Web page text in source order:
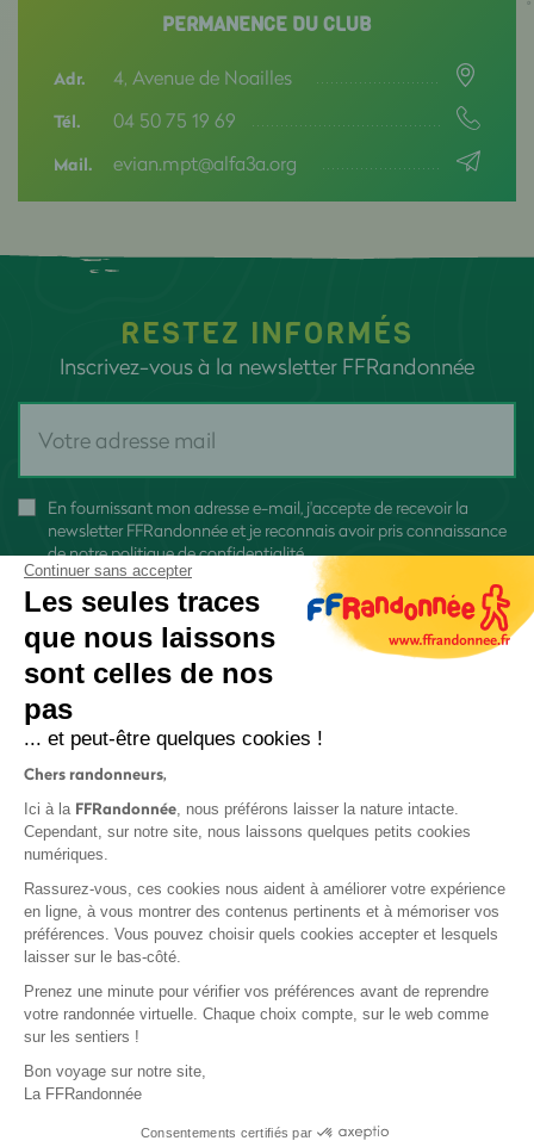
PERMANENCE DU CLUB
Adr. 4, Avenue de Noailles
Tél. 04 50 75 19 69
Mail. evian.mpt@alfa3a.org
RESTEZ INFORMÉS
Inscrivez-vous à la newsletter FFRandonnée
En fournissant mon adresse e-mail, j'accepte de recevoir la
newsletter FFRandonnée et je reconnais avoir pris connaissance
denotre politique de confidentialité
Protection des données
Politique de confidentialité
Continuer sans accepter
Les seules traces
que nous laissons
sont celles de nos
pas
... et peut-être quelques cookies !
Chers randonneurs,
Ici à la FFRandonnée, nous préférons laisser la nature intacte.
Cependant, sur notre site, nous laissons quelques petits cookies
numériques.
Rassurez-vous, ces cookies nous aident à améliorer votre expérience
en ligne, à vous montrer des contenus pertinents et à mémoriser vos
préférences. Vous pouvez choisir quels cookies accepter et lesquels
laisser sur le bas-côté.
Prenez une minute pour vérifier vos préférences avant de reprendre
votre randonnée virtuelle. Chaque choix compte, sur le web comme
sur les sentiers !
Bon voyage sur notre site,
La FFRandonnée
Consentements certifiés par